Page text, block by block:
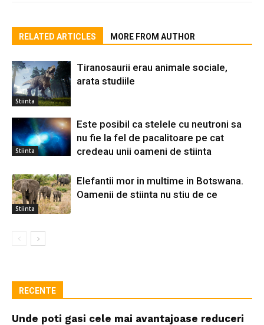
RELATED ARTICLES MORE FROM AUTHOR
Stiinta
Tiranosaurii erau animale sociale,
arata studiile
Stiinta
Este posibil ca stelele cu neutroni sa
nu fie la fel de pacalitoare pe cat
credeau unii oameni de stiinta
Stiinta
Elefantii mor in multime in Botswana.
Oamenii de stiinta nu stiu de ce
RECENTE
Unde poti gasi cele mai avantajoase reduceri